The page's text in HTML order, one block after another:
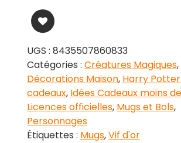
UGS : 8435507860833
Catégories : Créatures Magiques,
Décorations Maison, Harry
cadeaux, Idées Cadeaux moins
Licences officielles, Mugs et Bols,
Personnages
Étiquettes : Mugs,Vif d'or